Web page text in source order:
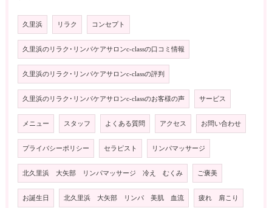
久里浜 リラク コンセプト
久里浜のリラク･リンパケアサロンc-classの口コミ情報
久里浜のリラク･リンパケアサロンc-classの評判
久里浜のリラク･リンパケアサロンc-classのお客様の声 サービス
メニュー スタッフ よくある質問 アクセス お問い合わせ
プライバシーポリシー セラピスト リンパマッサージ
北久里浜 大矢部 リンパマッサージ 冷え むくみ ご褒美
お誕生日 北久里浜 大矢部 リンパ 美肌 血流 疲れ 肩こり